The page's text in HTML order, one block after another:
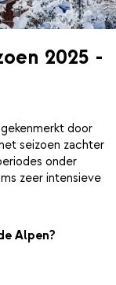
2025 -
door
seizoen zachter
onder
zeer intensieve
Alpen?